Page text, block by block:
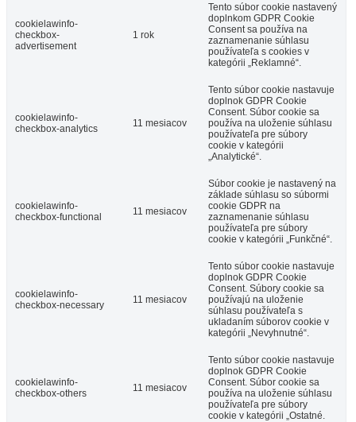
cookielawinfo-
checkbox-
advertisement
1 rok
Tento súbor cookie nastavený
doplnkom GDPR Cookie
Consent sa používa na
zaznamenanie súhlasu
používateľa s cookies v
kategórii „Reklamné“.
cookielawinfo-
checkbox-analytics
11 mesiacov
Tento súbor cookie nastavuje
doplnok GDPR Cookie
Consent. Súbor cookie sa
používa na uloženie súhlasu
používateľa pre súbory
cookie v kategórii
„Analytické“.
cookielawinfo-
checkbox-functional
11 mesiacov
Súbor cookie je nastavený na
základe súhlasu so súbormi
cookie GDPR na
zaznamenanie súhlasu
používateľa pre súbory
cookie v kategórii „Funkčné“.
cookielawinfo-
checkbox-necessary
11 mesiacov
Tento súbor cookie nastavuje
doplnok GDPR Cookie
Consent. Súbory cookie sa
používajú na uloženie
súhlasu používateľa s
ukladaním súborov cookie v
kategórii „Nevyhnutné“.
cookielawinfo-
checkbox-others
11 mesiacov
Tento súbor cookie nastavuje
doplnok GDPR Cookie
Consent. Súbor cookie sa
používa na uloženie súhlasu
používateľa pre súbory
cookie v kategórii „Ostatné.